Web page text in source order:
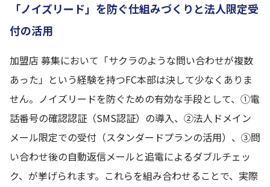
「ノイズリード」を防ぐ仕組みづくりと法人限定受
付の活用
加盟店 募集において「サクラのような問い合わせが複数
あった」という経験を持つFC本部は決して少なくありま
せん。ノイズリードを防ぐための有効な手段として、①電
話番号の確認認証（SMS認証）の導入、②法人ドメイン
メール限定での受付（スタンダードプランの活用）、③問
い合わせ後の自動返信メールと追電によるダブルチェッ
ク、が挙げられます。これらを組み合わせることで、実際